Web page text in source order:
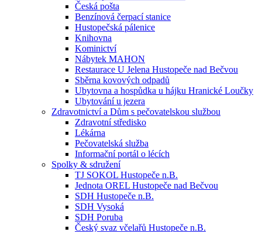
Česká pošta
Benzínová čerpací stanice
Hustopečská pálenice
Knihovna
Kominictví
Nábytek MAHON
Restaurace U Jelena Hustopeče nad Bečvou
Sběrna kovových odpadů
Ubytovna a hospůdka u hájku Hranické Loučky
Ubytování u jezera
Zdravotnictví a Dům s pečovatelskou službou
Zdravotní středisko
Lékárna
Pečovatelská služba
Informační portál o lécích
Spolky & sdružení
TJ SOKOL Hustopeče n.B.
Jednota OREL Hustopeče nad Bečvou
SDH Hustopeče n.B.
SDH Vysoká
SDH Poruba
Český svaz včelařů Hustopeče n.B.